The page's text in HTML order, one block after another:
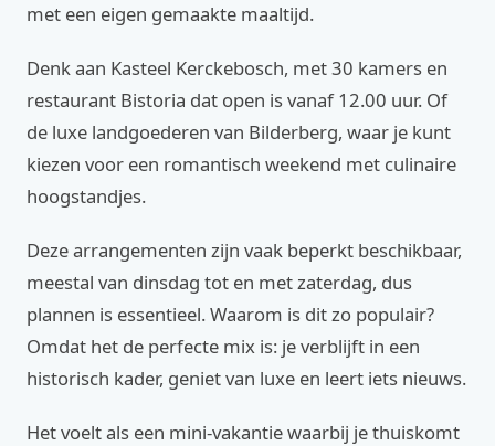
met een eigen gemaakte maaltijd.
Denk aan Kasteel Kerckebosch, met 30 kamers en
restaurant Bistoria dat open is vanaf 12.00 uur. Of
de luxe landgoederen van Bilderberg, waar je kunt
kiezen voor een romantisch weekend met culinaire
hoogstandjes.
Deze arrangementen zijn vaak beperkt beschikbaar,
meestal van dinsdag tot en met zaterdag, dus
plannen is essentieel. Waarom is dit zo populair?
Omdat het de perfecte mix is: je verblijft in een
historisch kader, geniet van luxe en leert iets nieuws.
Het voelt als een mini-vakantie waarbij je thuiskomt